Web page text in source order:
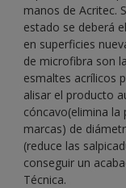
manos de Acritec.
estado se deberá
en superficies
de microfibra son
esmaltes acrílicos
alisar el producto
cóncavo(elimina la
marcas) de
(reduce las
conseguir un
Técnica.